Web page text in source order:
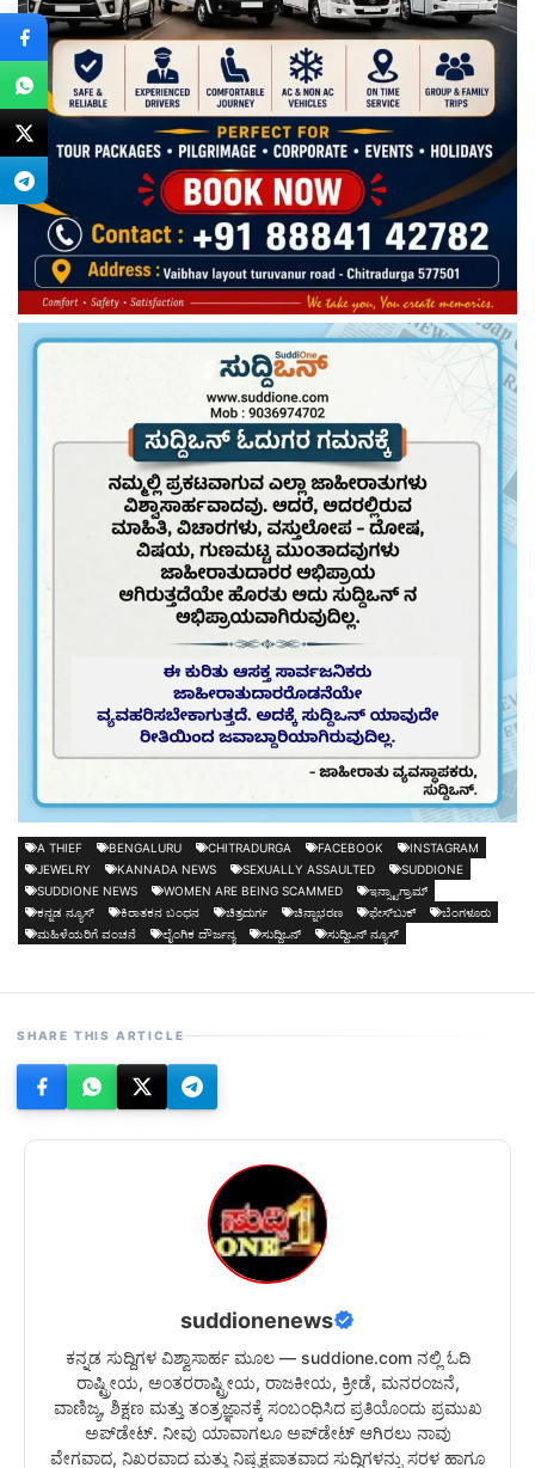
A THIEF BENGALURU CHITRADURGA FACEBOOK
INSTAGRAM
JEWELRY
KANNADA NEWS SEXUALLY ASSAULTED
SUDDIONE
SUDDIONE NEWS
WOMEN ARE BEING SCAMMED
ಇನ್ಸ್ಟಾಗ್ರಾಮ್
ಕನ್ನಡ ನ್ಯೂಸ್
ಕಿರಾತಕನ ಬಂಧನ ಚಿತ್ರದುರ್ಗ ಚಿನ್ನಾಭರಣ ಫೇಸ್‌ಬುಕ್
ಬೆಂಗಳೂರು
ಮಹಿಳೆಯರಿಗೆ ವಂಚನೆ
ಲೈಂಗಿಕ ದೌರ್ಜನ್ಯ ಸುದ್ದಿಒನ್ ಸುದ್ದಿಒನ್ ನ್ಯೂಸ್
SHARE THIS ARTICLE
suddionenews
ಕನ್ನಡ ಸುದ್ದಿಗಳ ವಿಶ್ವಾಸಾರ್ಹ ಮೂಲ — suddione.com ನಲ್ಲಿ ಓದಿ
ರಾಷ್ಟ್ರೀಯ, ಅಂತರರಾಷ್ಟ್ರೀಯ, ರಾಜಕೀಯ, ಕ್ರೀಡೆ, ಮನರಂಜನೆ,
ವಾಣಿಜ್ಯ, ಶಿಕ್ಷಣ ಮತ್ತು ತಂತ್ರಜ್ಞಾನಕ್ಕೆ ಸಂಬಂಧಿಸಿದ ಪ್ರತಿಯೊಂದು ಪ್ರಮುಖ
ಅಪ್‌ಡೇಟ್. ನೀವು ಯಾವಾಗಲೂ ಅಪ್‌ಡೇಟ್ ಆಗಿರಲು ನಾವು
ವೇಗವಾದ, ನಿಖರವಾದ ಮತ್ತು ನಿಷ್ಪಕ್ಷಪಾತವಾದ ಸುದ್ದಿಗಳನ್ನು ಸರಳ ಹಾಗೂ